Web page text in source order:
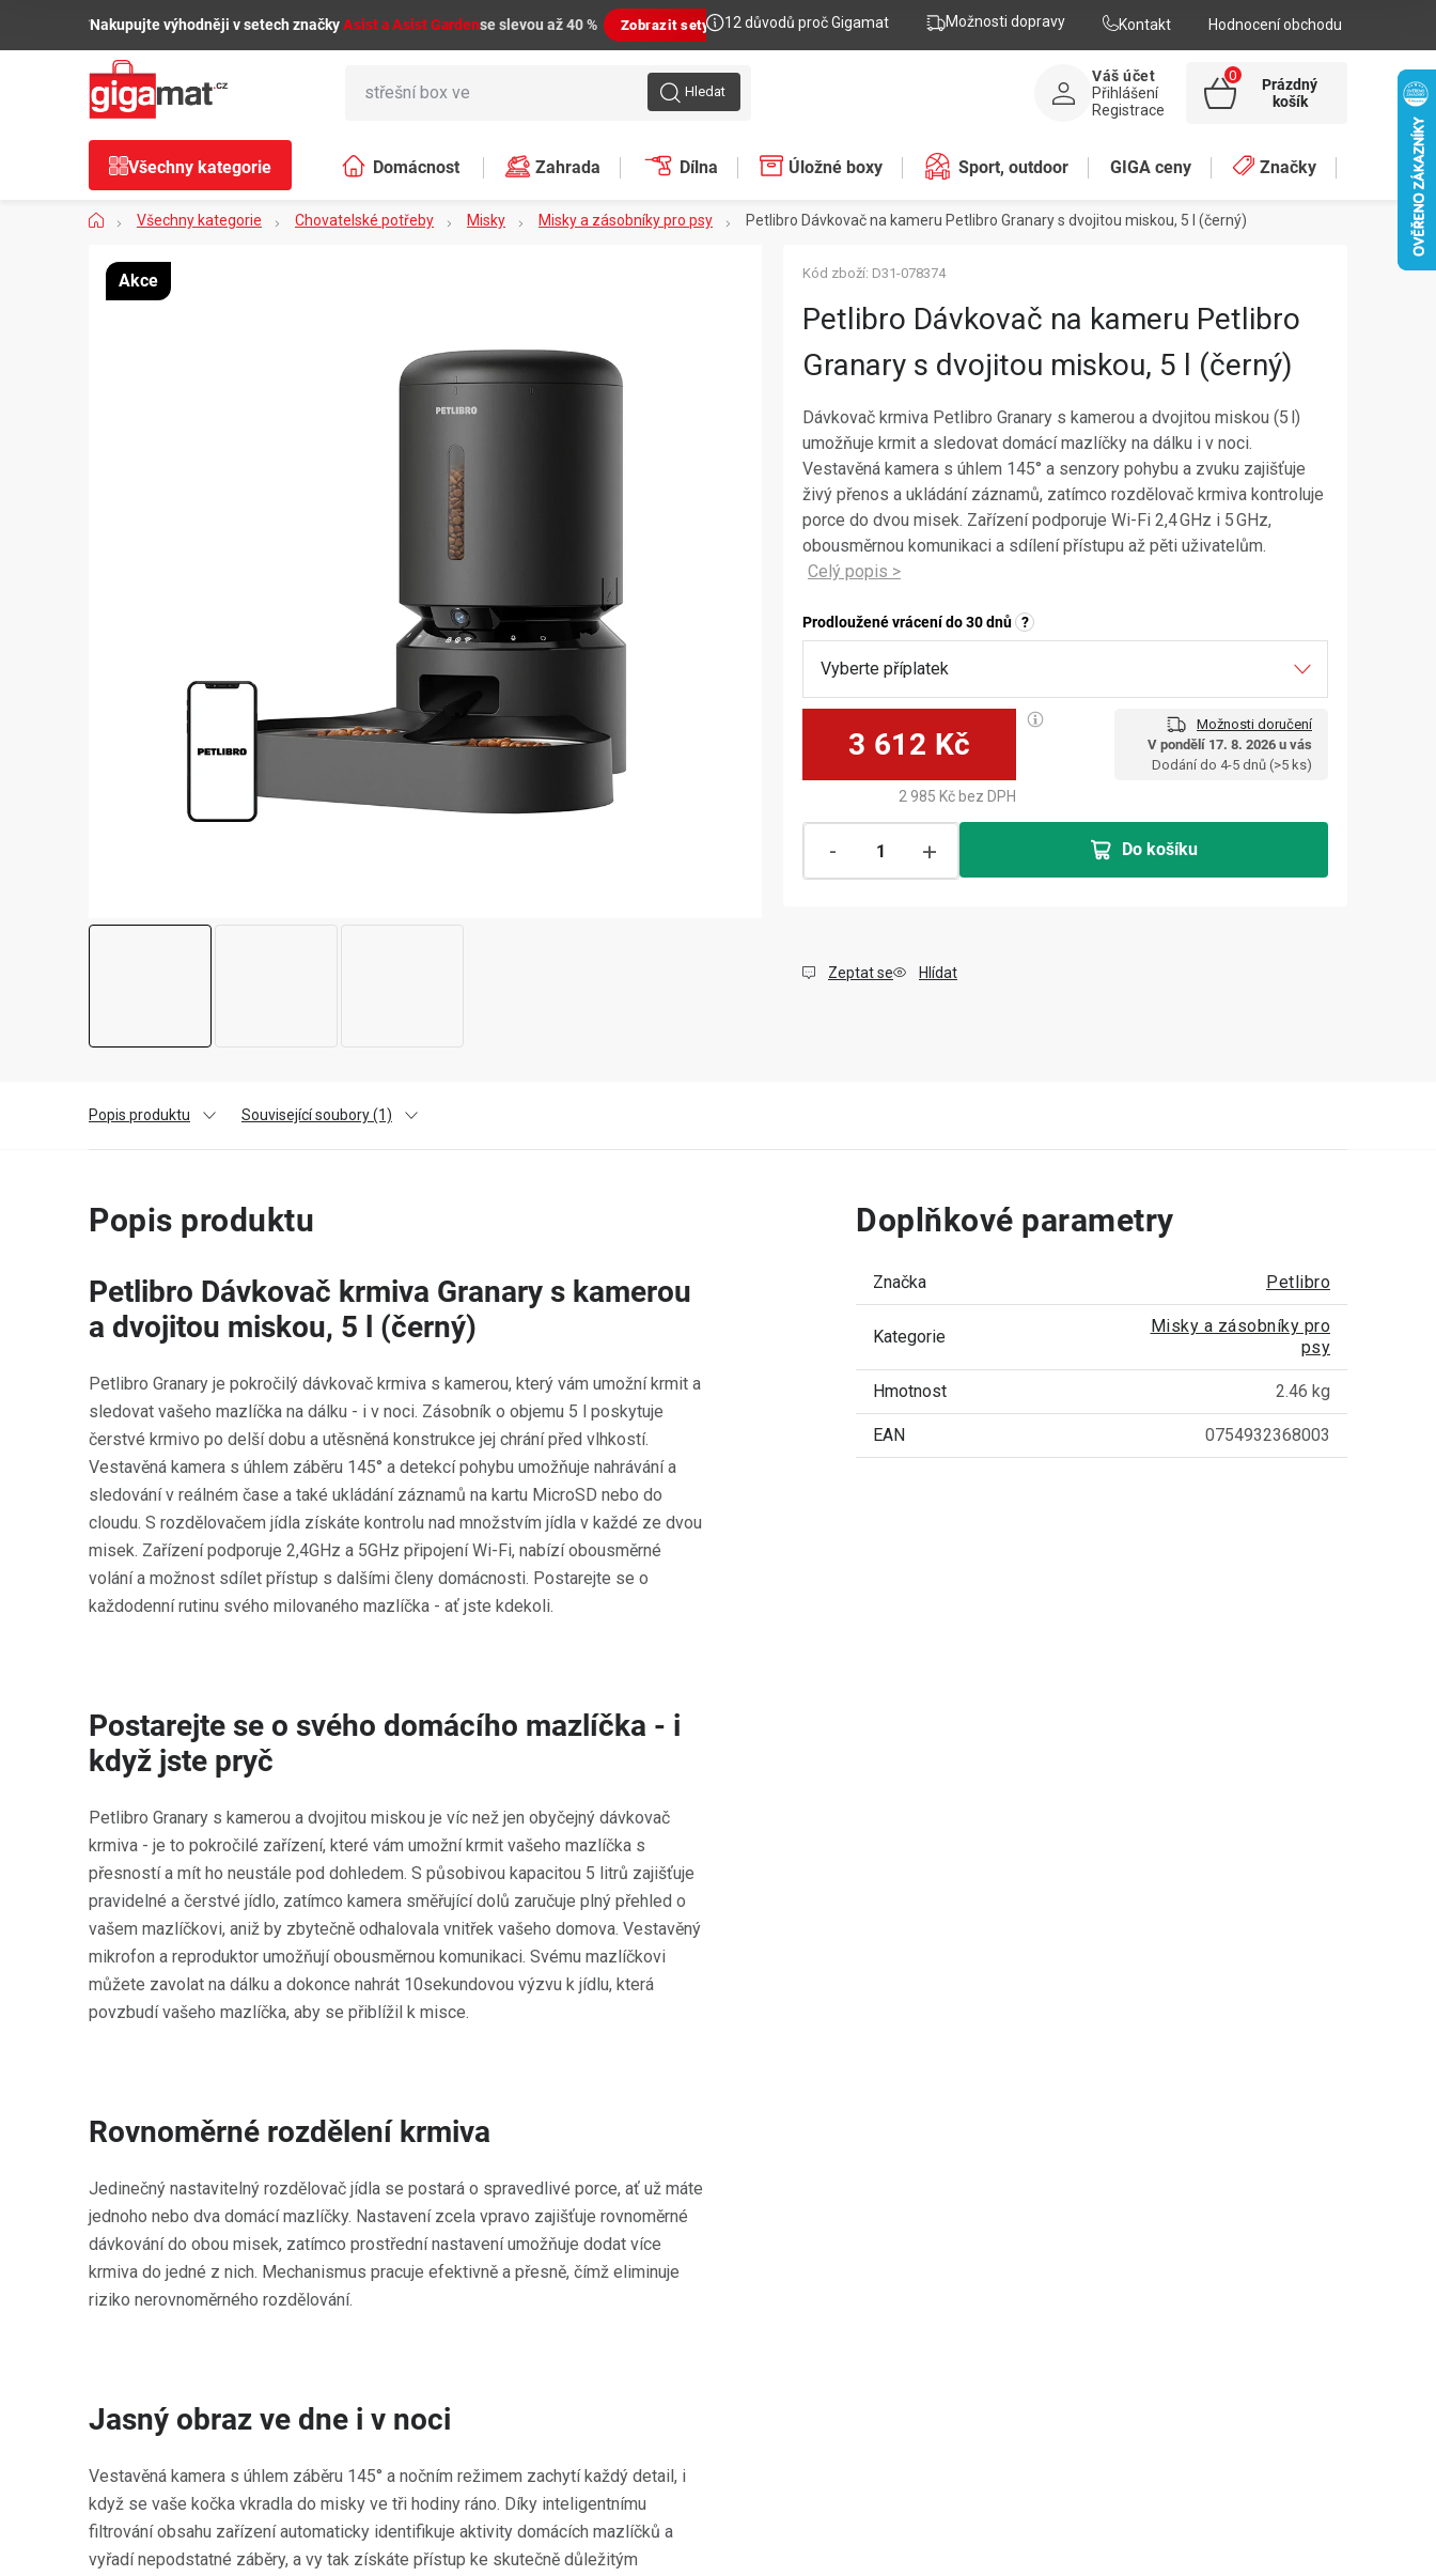
🌿Nakupujte výhodněji v setech značkyAsist a Asist Gardense slevou až 40 % Zobrazit sety 12 důvodů proč Gigamat Možnosti dopravy Kontakt Hodnocení obchodu
Hledat
Váš účet
Přihlášení
Registrace
NÁKUPNÍ
Prázdný
košík
Všechny kategorie Domácnost Zahrada Dílna Úložné boxy Sport, outdoor GIGA ceny Značky
DomůVšechny kategorie Chovatelské potřeby Misky Misky a zásobníky pro psy Petlibro Dávkovač na kameru Petlibro Granary s dvojitou miskou, 5 l (černý)
Petlibro Dávkovač na kameru Petlibro
Granary s dvojitou miskou, 5 l (černý)
Dávkovač krmiva Petlibro Granary s kamerou a dvojitou miskou (5 l)
umožňuje krmit a sledovat domácí mazlíčky na dálku i v noci.
Vestavěná kamera s úhlem 145° a senzory pohybu a zvuku zajišťuje
živý přenos a ukládání záznamů, zatímco rozdělovač krmiva kontroluje
porce do dvou misek. Zařízení podporuje Wi-Fi 2,4 GHz i 5 GHz,
obousměrnou komunikaci a sdílení přístupu až pěti uživatelům.
Prodloužené vrácení do 30 dnů ?
3 612 Kč
Možnosti doručení
V pondělí 17. 8. 2026 u vás
Dodání do 4-5 dnů (>5 ks)
2 985 Kč bez DPH
Do košíku
Kód zboží: D31-078374
Zeptat se Hlídat
Akce
Popis produktu Související soubory (1)
Popis produktu
Petlibro Dávkovač krmiva Granary s kamerou
a dvojitou miskou, 5 l (černý)
Petlibro Granary je pokročilý dávkovač krmiva s kamerou, který vám umožní krmit a
sledovat vašeho mazlíčka na dálku - i v noci. Zásobník o objemu 5 l poskytuje
čerstvé krmivo po delší dobu a utěsněná konstrukce jej chrání před vlhkostí.
Vestavěná kamera s úhlem záběru 145° a detekcí pohybu umožňuje nahrávání a
sledování v reálném čase a také ukládání záznamů na kartu MicroSD nebo do
cloudu. S rozdělovačem jídla získáte kontrolu nad množstvím jídla v každé ze dvou
misek. Zařízení podporuje 2,4GHz a 5GHz připojení Wi-Fi, nabízí obousměrné
volání a možnost sdílet přístup s dalšími členy domácnosti. Postarejte se o
každodenní rutinu svého milovaného mazlíčka - ať jste kdekoli.
Postarejte se o svého domácího mazlíčka - i
když jste pryč
Petlibro Granary s kamerou a dvojitou miskou je víc než jen obyčejný dávkovač
krmiva - je to pokročilé zařízení, které vám umožní krmit vašeho mazlíčka s
přesností a mít ho neustále pod dohledem. S působivou kapacitou 5 litrů zajišťuje
pravidelné a čerstvé jídlo, zatímco kamera směřující dolů zaručuje plný přehled o
vašem mazlíčkovi, aniž by zbytečně odhalovala vnitřek vašeho domova. Vestavěný
mikrofon a reproduktor umožňují obousměrnou komunikaci. Svému mazlíčkovi
můžete zavolat na dálku a dokonce nahrát 10sekundovou výzvu k jídlu, která
povzbudí vašeho mazlíčka, aby se přiblížil k misce.
Rovnoměrné rozdělení krmiva
Jedinečný nastavitelný rozdělovač jídla se postará o spravedlivé porce, ať už máte
jednoho nebo dva domácí mazlíčky. Nastavení zcela vpravo zajišťuje rovnoměrné
dávkování do obou misek, zatímco prostřední nastavení umožňuje dodat více
krmiva do jedné z nich. Mechanismus pracuje efektivně a přesně, čímž eliminuje
riziko nerovnoměrného rozdělování.
Jasný obraz ve dne i v noci
Vestavěná kamera s úhlem záběru 145° a nočním režimem zachytí každý detail, i
když se vaše kočka vkradla do misky ve tři hodiny ráno. Díky inteligentnímu
filtrování obsahu zařízení automaticky identifikuje aktivity domácích mazlíčků a
vyřadí nepodstatné záběry, a vy tak získáte přístup ke skutečně důležitým
Doplňkové parametry
Značka Petlibro
Kategorie
Misky a zásobníky pro
psy
Hmotnost 2.46 kg
EAN 0754932368003